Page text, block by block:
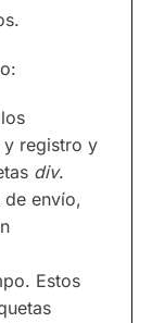
y registro y
div.
envío,
Estos